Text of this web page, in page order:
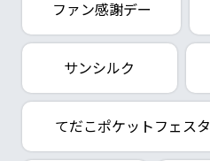
ファン感謝デー
サンシルク
てだこポケットフェスタ